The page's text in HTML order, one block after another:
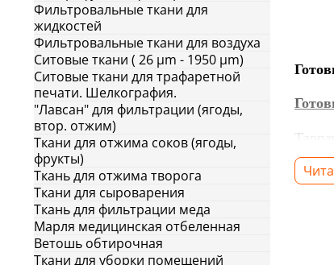
Фильтровальные ткани для
жидкостей
Фильтровальные ткани для воздуха
Ситовые ткани ( 26 μm - 1950 μm)
Ситовые ткани для трафаретной
печати. Шелкография.
"Лавсан" для фильтрации (ягоды,
втор. отжим)
Ткани для отжима соков (ягоды,
фрукты)
Ткань для отжима творога
Ткани для сыроварения
Ткань для фильтрации меда
Марля медицинская отбеленная
Ветошь обтирочная
Ткани для уборки помещений